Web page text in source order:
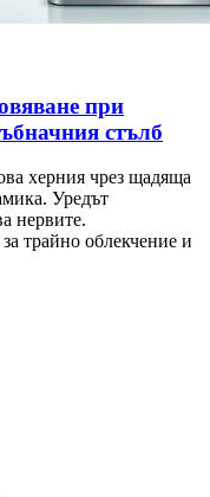
при
стълб
херния чрез щадяща
Уредът
нервите.
трайно облекчение и